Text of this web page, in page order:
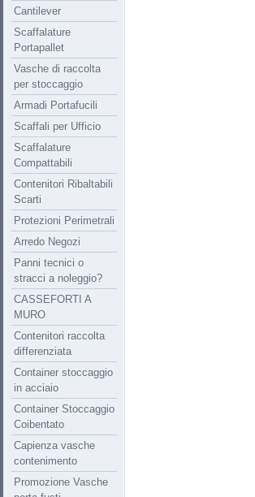
Cantilever
Scaffalature
Portapallet
Vasche di raccolta
per stoccaggio
Armadi Portafucili
Scaffali per Ufficio
Scaffalature
Compattabili
Contenitori Ribaltabili
Scarti
Protezioni Perimetrali
Arredo Negozi
Panni tecnici o
stracci a noleggio?
CASSEFORTI A
MURO
Contenitori raccolta
differenziata
Container stoccaggio
in acciaio
Container Stoccaggio
Coibentato
Capienza vasche
contenimento
Promozione Vasche